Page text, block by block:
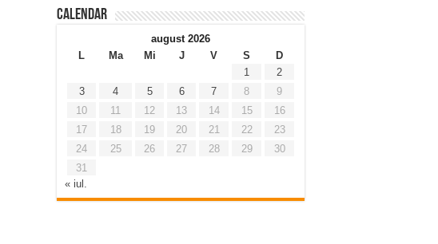
Calendar
august 2026
L
Ma Mi J V S
D
1
2
3
4 5 6 7 8
9
10
11 12 13 14 15
16
17
18 19 20 21 22
23
24
25 26 27 28 29
30
31
« iul.